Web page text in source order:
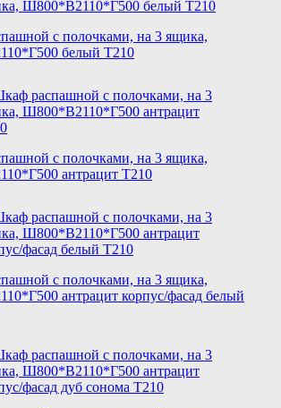
с полочками, на 3 ящика,
белый T210
с полочками, на 3 ящика,
антрацит T210
с полочками, на 3 ящика,
антрацит корпус/фасад белый